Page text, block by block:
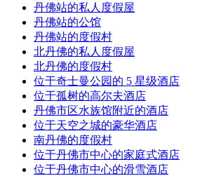
丹佛站的私人度假屋
丹佛站的公馆
丹佛站的度假村
北丹佛的私人度假屋
北丹佛的度假村
位于奇士曼公园的 5 星级酒店
位于孤树的高尔夫酒店
丹佛市区水族馆附近的酒店
位于天空之城的豪华酒店
南丹佛的度假村
位于丹佛市中心的家庭式酒店
位于丹佛市中心的滑雪酒店